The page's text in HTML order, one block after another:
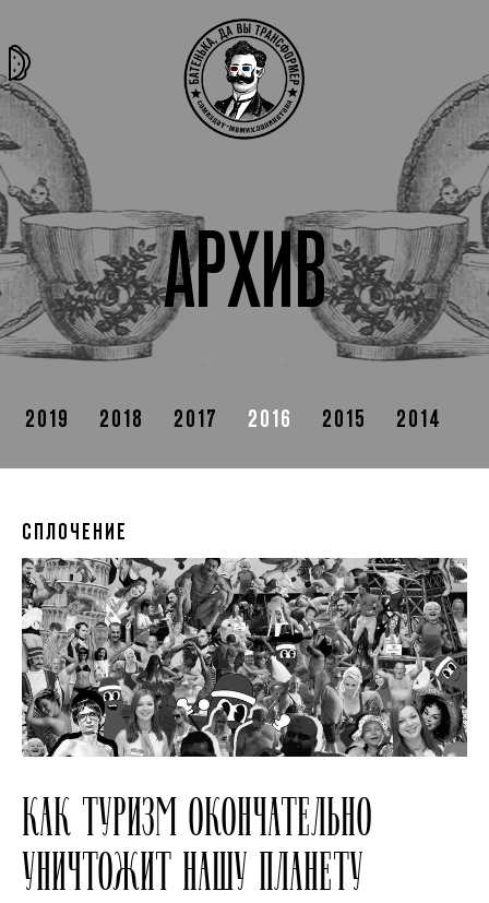
та самая
история
тёмная
материясекты
архив
АРХИВ
2019 2018 2017 2016 2015 2014
СПЛОЧЕНИЕ
КАК ТУРИЗМ ОКОНЧАТЕЛЬНО
УНИЧТОЖИТ НАШУ ПЛАНЕТУ